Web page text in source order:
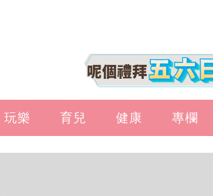
玩樂 育兒 健康 專欄